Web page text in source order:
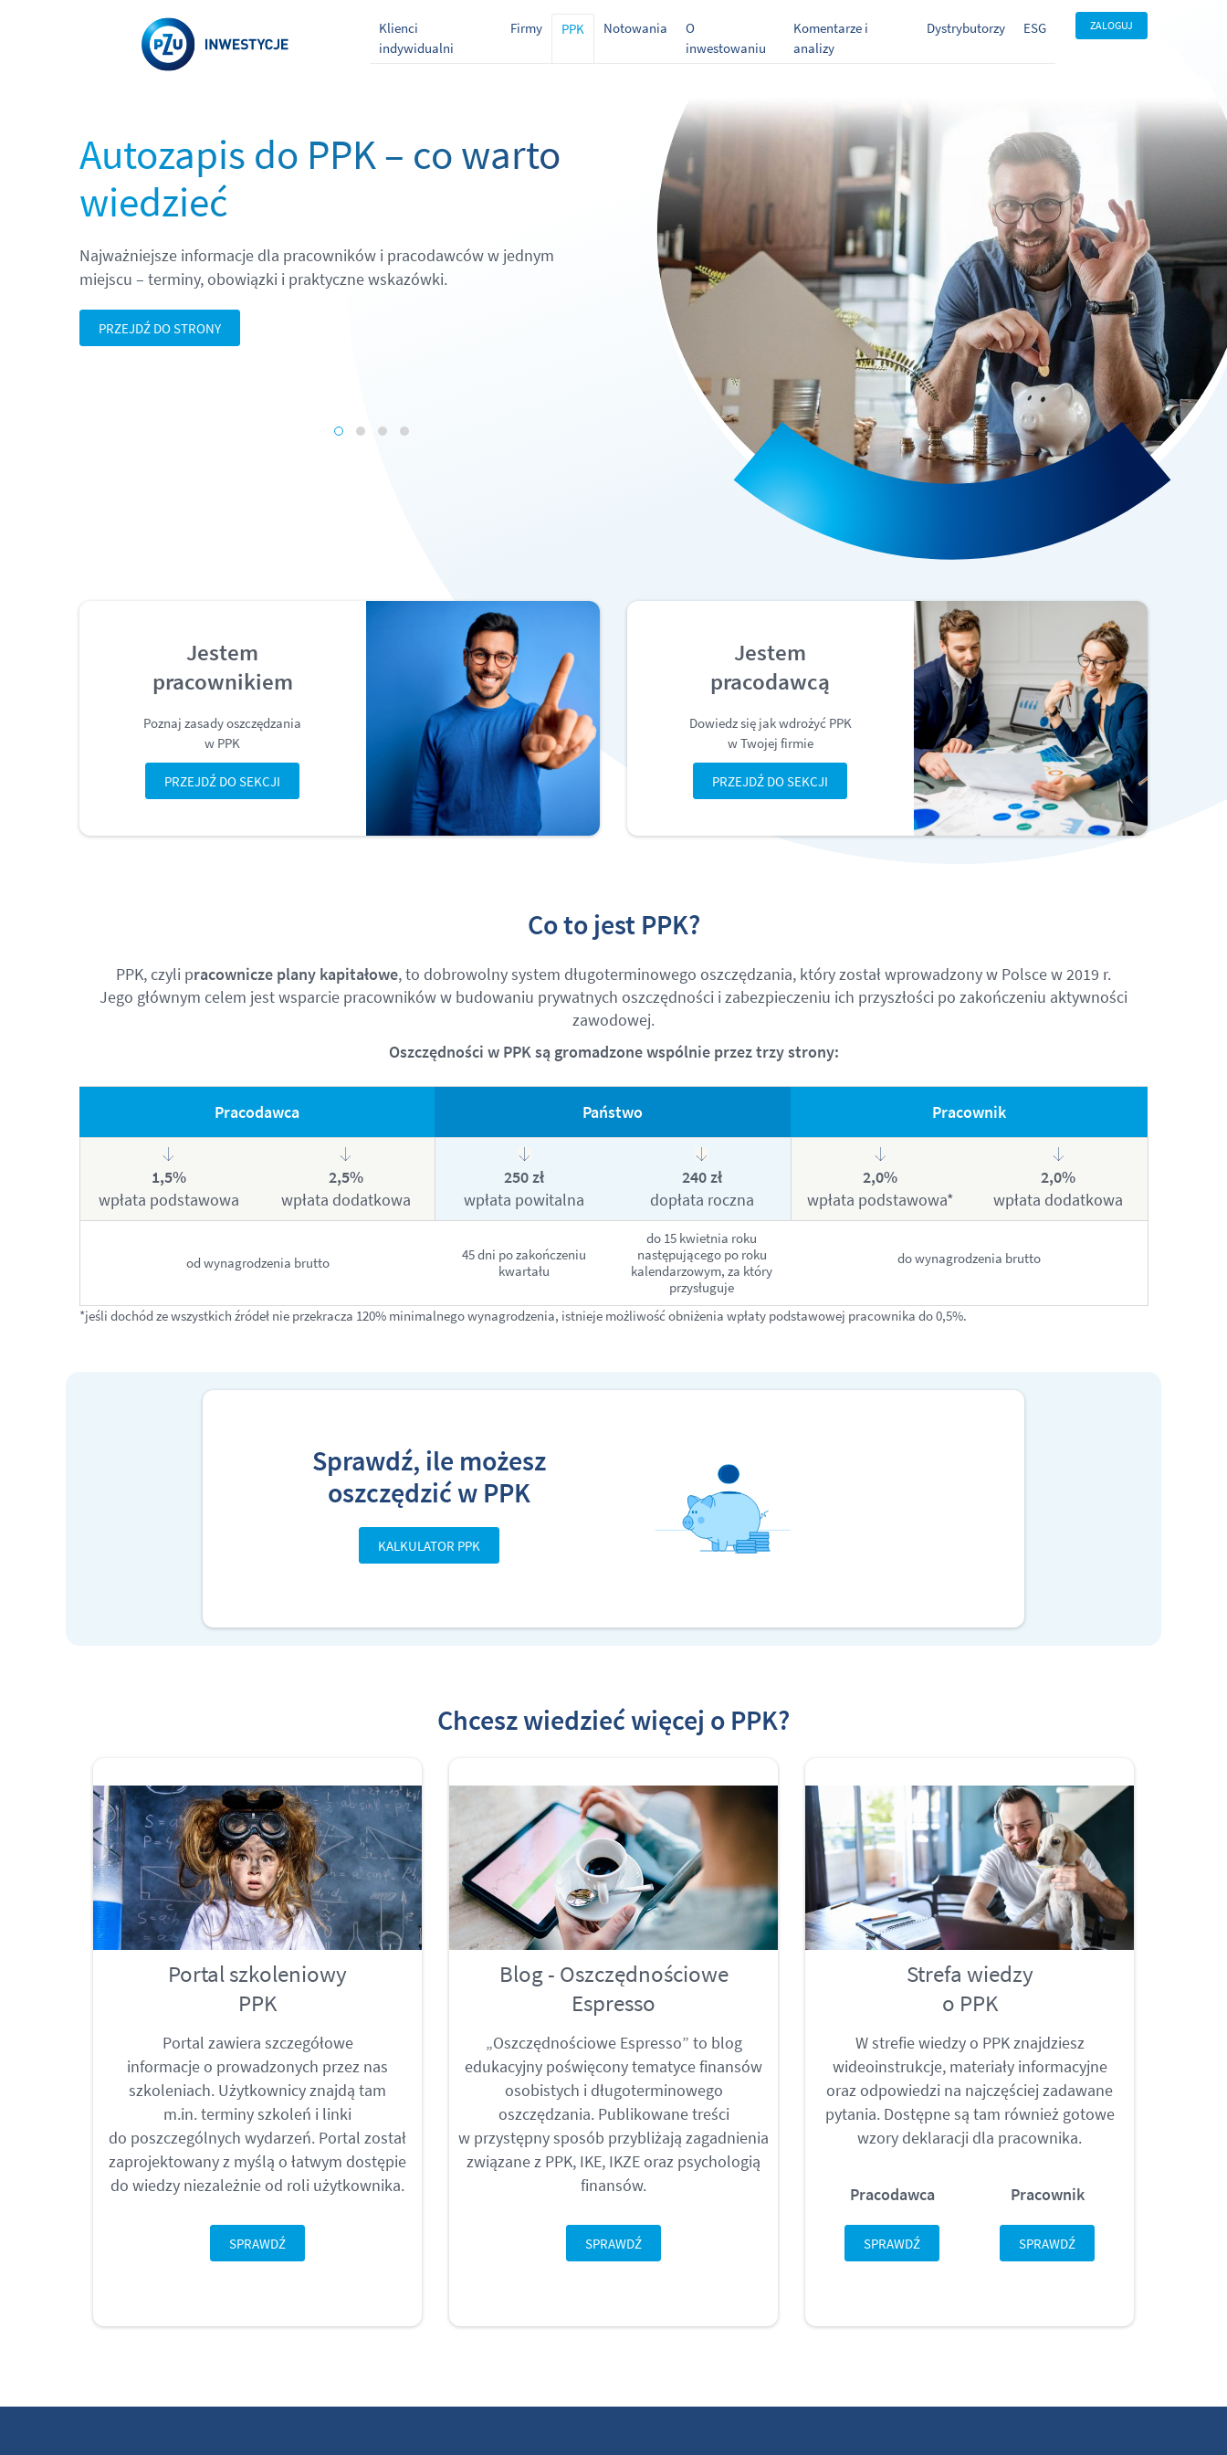
Klienci
indywidualni
Firmy PPK Notowania
O
inwestowaniu
Komentarze i
analizy
Dystrybutorzy ESG ZALOGUJ
Autozapis do PPK – co warto
wiedzieć
Najważniejsze informacje dla pracowników i pracodawców w jednym
miejscu – terminy, obowiązki i praktyczne wskazówki.
PRZEJDŹ DO STRONY
Jestem
pracownikiem
Poznaj zasady oszczędzania
w PPK
PRZEJDŹ DO SEKCJI
Jestem
pracodawcą
Dowiedz się jak wdrożyć PPK
w Twojej firmie
PRZEJDŹ DO SEKCJI
Co to jest PPK?
PPK, czyli pracownicze plany kapitałowe, to dobrowolny system długoterminowego oszczędzania, który został wprowadzony w Polsce w 2019 r.
Jego głównym celem jest wsparcie pracowników w budowaniu prywatnych oszczędności i zabezpieczeniu ich przyszłości po zakończeniu aktywności
zawodowej.
Oszczędności w PPK są gromadzone wspólnie przez trzy strony:
Pracodawca Państwo Pracownik
1,5%
wpłata podstawowa
2,5%
wpłata dodatkowa
250 zł
wpłata powitalna
240 zł
dopłata roczna
2,0%
wpłata podstawowa*
2,0%
wpłata dodatkowa
od wynagrodzenia brutto
45 dni po zakończeniu
kwartału
do 15 kwietnia roku
następującego po roku
kalendarzowym, za który
przysługuje
do wynagrodzenia brutto
*jeśli dochód ze wszystkich źródeł nie przekracza 120% minimalnego wynagrodzenia, istnieje możliwość obniżenia wpłaty podstawowej pracownika do 0,5%.
Sprawdź, ile możesz
oszczędzić w PPK
KALKULATOR PPK
Chcesz wiedzieć więcej o PPK?
Portal szkoleniowy
PPK
Portal zawiera szczegółowe
informacje o prowadzonych przez nas
szkoleniach. Użytkownicy znajdą tam
m.in. terminy szkoleń i linki
do poszczególnych wydarzeń. Portal został
zaprojektowany z myślą o łatwym dostępie
do wiedzy niezależnie od roli użytkownika.
SPRAWDŹ
Blog - Oszczędnościowe
Espresso
„Oszczędnościowe Espresso” to blog
edukacyjny poświęcony tematyce finansów
osobistych i długoterminowego
oszczędzania. Publikowane treści
w przystępny sposób przybliżają zagadnienia
związane z PPK, IKE, IKZE oraz psychologią
finansów.
SPRAWDŹ
Strefa wiedzy
o PPK
W strefie wiedzy o PPK znajdziesz
wideoinstrukcje, materiały informacyjne
oraz odpowiedzi na najczęściej zadawane
pytania. Dostępne są tam również gotowe
wzory deklaracji dla pracownika.
Pracodawca
SPRAWDŹ
Pracownik
SPRAWDŹ